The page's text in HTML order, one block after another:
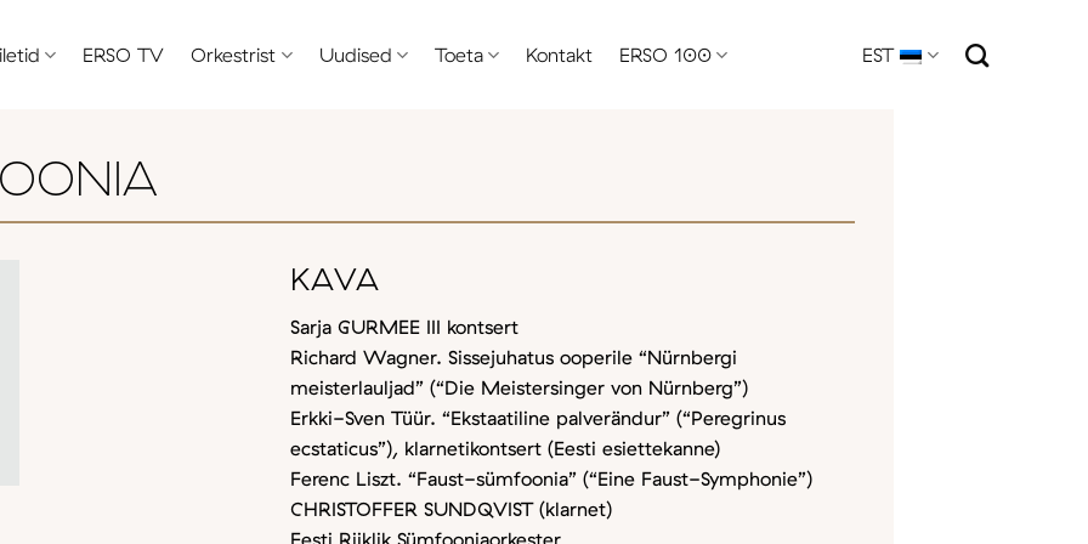
ERSO TV Orkestrist Uudised Toeta Kontakt ERSO 100 EST
KAVA
Sarja GURMEE III kontsert
Richard Wagner. Sissejuhatus ooperile “Nürnbergi
meisterlauljad” (“Die Meistersinger von Nürnberg”)
Erkki-Sven Tüür. “Ekstaatiline palverändur” (“Peregrinus
ecstaticus”), klarnetikontsert (Eesti esiettekanne)
Ferenc Liszt. “Faust-sümfoonia” (“Eine Faust-Symphonie”)
CHRISTOFFER SUNDQVIST (klarnet)
Eesti Riiklik Sümfooniaorkester